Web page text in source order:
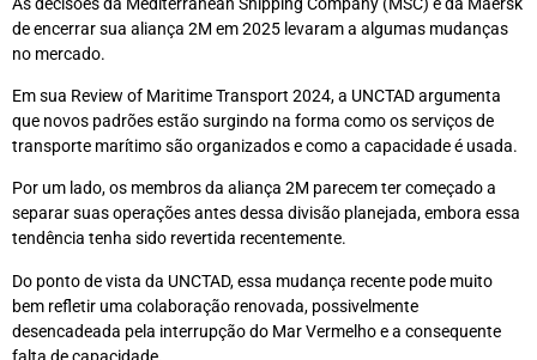
de encerrar sua aliança 2M em 2025 levaram a algumas mudanças
no mercado.
Em sua Review of Maritime Transport 2024, a UNCTAD argumenta
que novos padrões estão surgindo na forma como os serviços de
transporte marítimo são organizados e como a capacidade é usada.
Por um lado, os membros da aliança 2M parecem ter começado a
separar suas operações antes dessa divisão planejada, embora essa
tendência tenha sido revertida recentemente.
Do ponto de vista da UNCTAD, essa mudança recente pode muito
bem refletir uma colaboração renovada, possivelmente
desencadeada pela interrupção do Mar Vermelho e a consequente
falta de capacidade.